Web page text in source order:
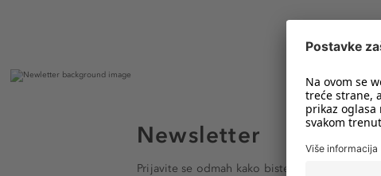
Newsletter
Prijavite se odmah kako biste e-mailom